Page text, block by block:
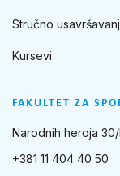
FAKULTET ZA
Narodnih heroja
+381 11 404 40 50
Stručno
Kursevi